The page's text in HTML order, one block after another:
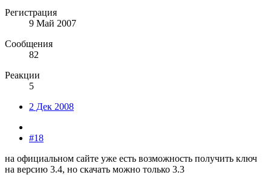
Регистрация
9 Май 2007
Сообщения
82
Реакции
5
2 Дек 2008
#18
на официальном сайте уже есть возможность получить ключ
на версию 3.4, но скачать можно только 3.3